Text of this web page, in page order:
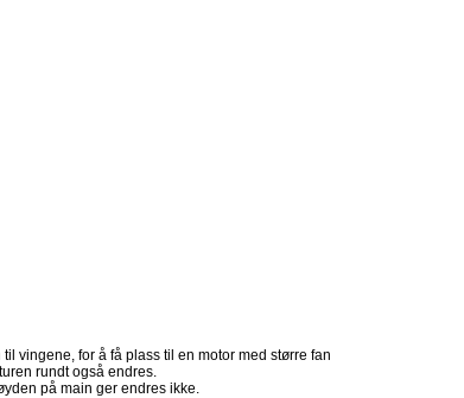
vingene, for å få plass til en motor med større fan
rundt også endres.
på main ger endres ikke.